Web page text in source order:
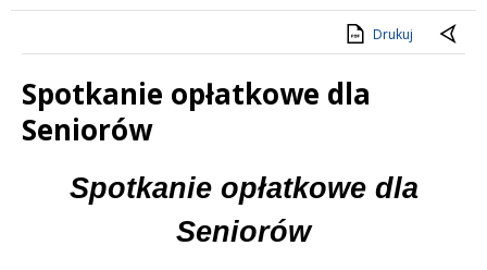
Drukuj
Spotkanie opłatkowe dla
Seniorów
TreśćSpotkanie opłatkowe dla
Seniorów